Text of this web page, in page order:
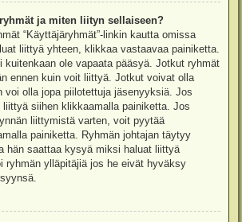
ja miten liityn sellaiseen?
“Käyttäjäryhmät”-linkin kautta omissa
liittyä yhteen, klikkaa vastaavaa painiketta.
kuitenkaan ole vapaata pääsyä. Jotkut ryhmät
ennen kuin voit liittyä. Jotkut voivat olla
voi olla jopa piilotettuja jäsenyyksiä. Jos
siihen klikkaamalla painiketta. Jos
liittymistä varten, voit pyytää
painiketta. Ryhmän johtajan täytyy
hän saattaa kysyä miksi haluat liittyä
ryhmän ylläpitäjiä jos he eivät hyväksy